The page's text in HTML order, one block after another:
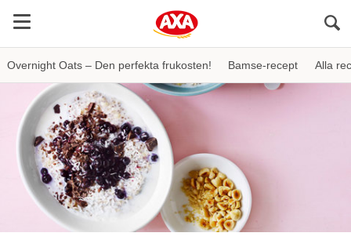
Overnight Oats – Den perfekta frukosten! Bamse-recept Alla